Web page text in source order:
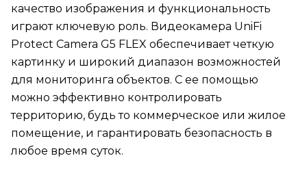
качество изображения и функциональность
играют ключевую роль. Видеокамера UniFi
Protect Camera G5 FLEX обеспечивает четкую
картинку и широкий диапазон возможностей
для мониторинга объектов. С ее помощью
можно эффективно контролировать
территорию, будь то коммерческое или жилое
помещение, и гарантировать безопасность в
любое время суток.